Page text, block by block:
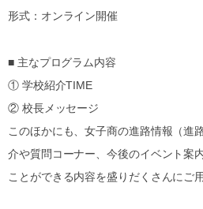
形式：オンライン開催
■ 主なプログラム内容
① 学校紹介TIME
② 校長メッセージ
このほかにも、女子商の進路情報（進
介や質問コーナー、今後のイベント案
ことができる内容を盛りだくさんにご